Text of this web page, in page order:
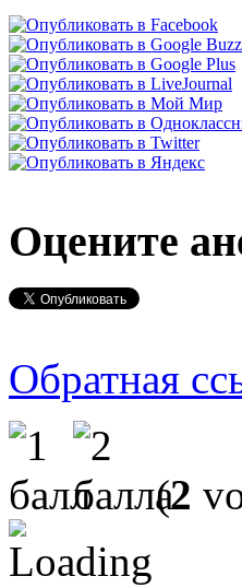
Оцените
Обратная
(2